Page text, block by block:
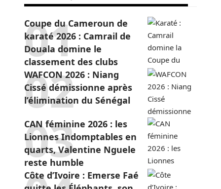
Coupe du Cameroun de
karaté 2026 : Camrail de
Douala domine le
classement des clubs
WAFCON 2026 : Niang
Cissé démissionne après
l’élimination du Sénégal
CAN féminine 2026 : les
Lionnes Indomptables en
quarts, Valentine Nguele
reste humble
Côte d’Ivoire : Emerse Faé